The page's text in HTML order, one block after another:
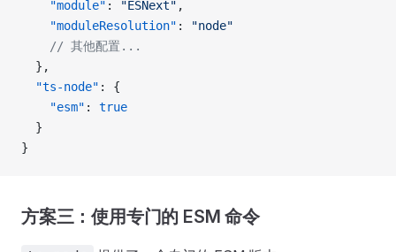
    "module"
: "ESNext" ,
    "moduleResolution"
:
"node"
    // 其他配置...
  },
  "ts-node"
: {
    "esm"
: true
  }
}
方案三：使用专门的 ESM 命令